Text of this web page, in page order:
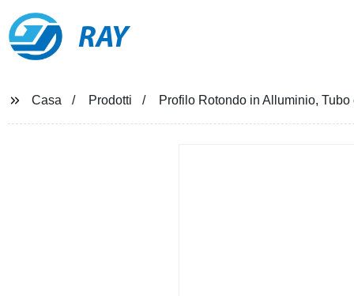
RAY
Casa Prodotti Profilo Rotondo in Alluminio,